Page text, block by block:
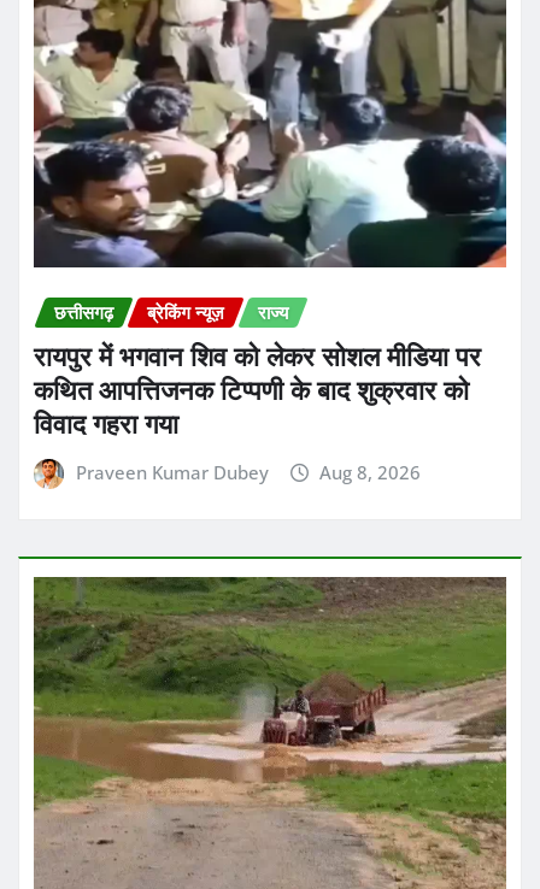
छत्तीसगढ़ ब्रेकिंग न्यूज़ राज्य
रायपुर में भगवान शिव को लेकर सोशल मीडिया पर
कथित आपत्तिजनक टिप्पणी के बाद शुक्रवार को
विवाद गहरा गया
Praveen Kumar Dubey Aug 8, 2026